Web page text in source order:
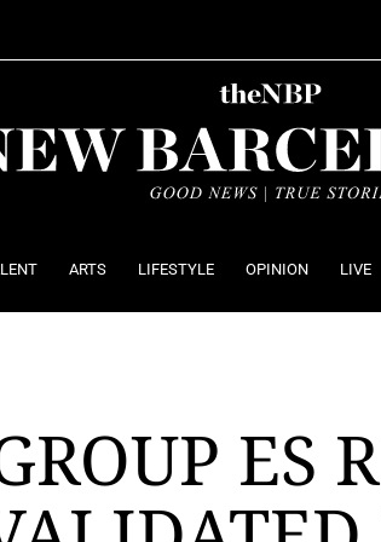
ARTS LIFESTYLE OPINION LIVE
ES